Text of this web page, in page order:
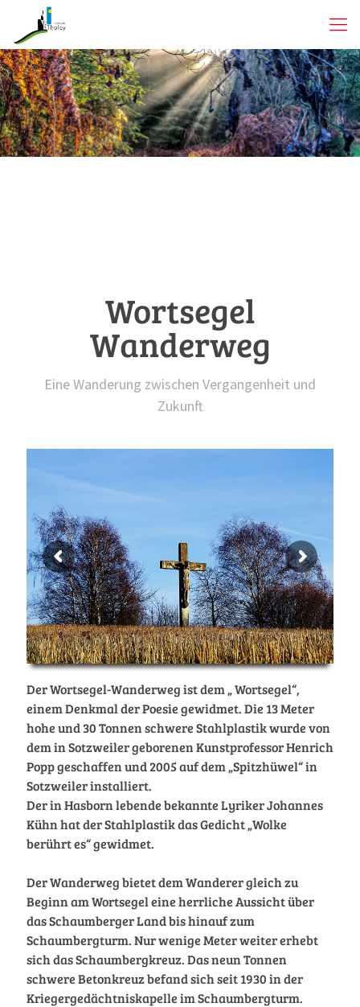
Wortsegel
Wanderweg
Eine Wanderung zwischen Vergangenheit und
Zukunft
Der Wortsegel-Wanderweg ist dem „ Wortsegel“,
einem Denkmal der Poesie gewidmet. Die 13 Meter
hohe und 30 Tonnen schwere Stahlplastik wurde von
dem in Sotzweiler geborenen Kunstprofessor Henrich
Popp geschaffen und 2005 auf dem „Spitzhüwel“ in
Sotzweiler installiert.
Der in Hasborn lebende bekannte Lyriker Johannes
Kühn hat der Stahlplastik das Gedicht „Wolke
berührt es“ gewidmet.
Der Wanderweg bietet dem Wanderer gleich zu
Beginn am Wortsegel eine herrliche Aussicht über
das Schaumberger Land bis hinauf zum
Schaumbergturm. Nur wenige Meter weiter erhebt
sich das Schaumbergkreuz. Das neun Tonnen
schwere Betonkreuz befand sich seit 1930 in der
Kriegergedächtniskapelle im Schaumbergturm.